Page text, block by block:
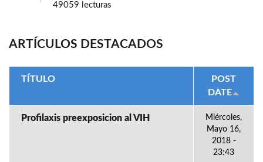
49059 lecturas
ARTÍCULOS DESTACADOS
TÍTULO
POST
DATE
Profilaxis preexposicion al VIH
Miércoles,
Mayo 16,
2018 -
23:43